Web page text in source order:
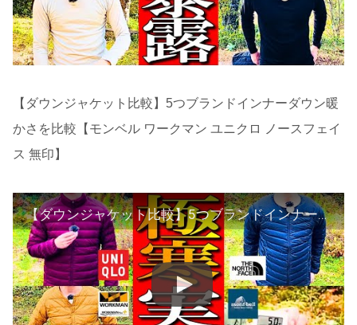
【ダウンジャケット比較】5つブランドインナーダウン暖
かさを比較【モンベル ワークマン ユニクロ ノースフェイ
ス 無印】
【ダウンジャケット比較】5つブランドインナーダウン暖かさを比較【モンベル ワークマン ユニクロ ノースフェイス 無印】